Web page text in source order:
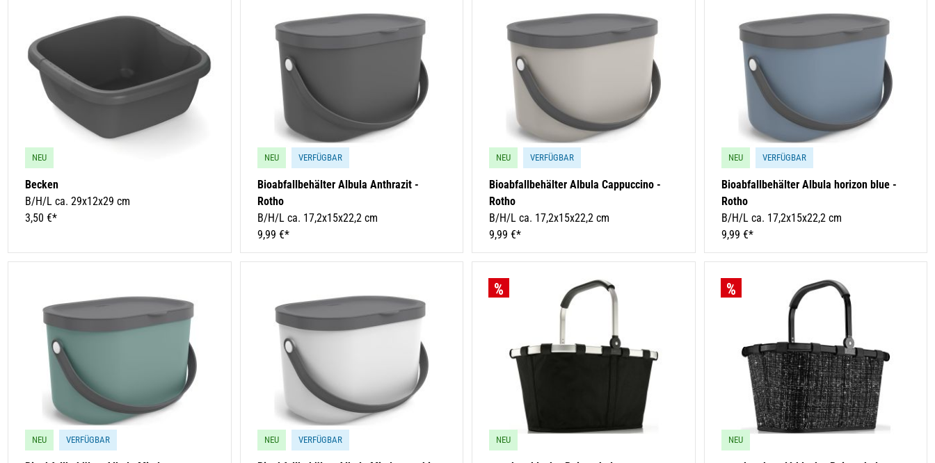
NEU
Becken
B/H/L ca. 29x12x29 cm
3,50 €*
NEU VERFÜGBAR
Bioabfallbehälter Albula Anthrazit -
Rotho
B/H/L ca. 17,2x15x22,2 cm
9,99 €*
NEU VERFÜGBAR
Bioabfallbehälter Albula Cappuccino -
Rotho
B/H/L ca. 17,2x15x22,2 cm
9,99 €*
NEU VERFÜGBAR
Bioabfallbehälter Albula horizon blue -
Rotho
B/H/L ca. 17,2x15x22,2 cm
9,99 €*
NEU VERFÜGBAR NEU VERFÜGBAR NEU NEU